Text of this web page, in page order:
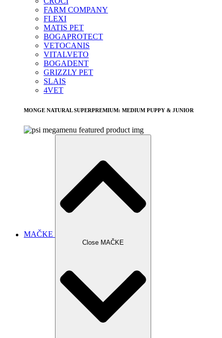
FARM COMPANY
FLEXI
MATIS PET
BOGAPROTECT
VETOCANIS
VITALVETO
BOGADENT
GRIZZLY PET
SLAIS
4VET
MONGE NATURAL SUPERPREMIUM: MEDIUM PUPPY & JUNIOR
MAČKE
Close MAČKE